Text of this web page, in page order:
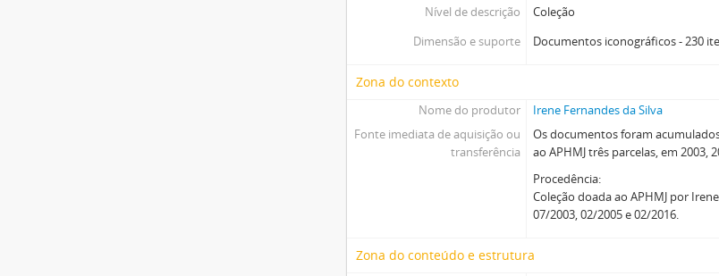
Nível de descrição
Coleção
Dimensão e suporte
Documentos iconográficos - 230
Zona do contexto
Nome do produtor
Irene Fernandes da Silva
Fonte imediata de aquisição ou
transferência
Os documentos foram
ao APHMJ três parcelas, em 2003,
Procedência:
Coleção doada ao APHMJ por
07/2003, 02/2005 e 02/2016.
Zona do conteúdo e estrutura